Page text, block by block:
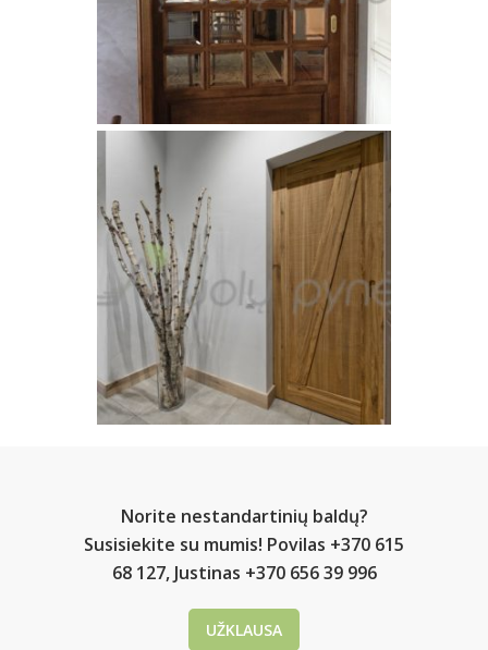
Norite nestandartinių baldų?
Susisiekite su mumis! Povilas +370 615
68 127, Justinas +370 656 39 996
UŽKLAUSA